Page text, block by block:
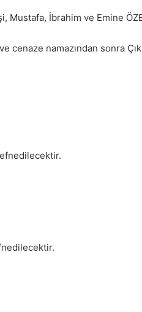
Mustafa, İbrahim ve Emine
cenaze namazından sonra